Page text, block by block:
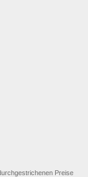
Preise